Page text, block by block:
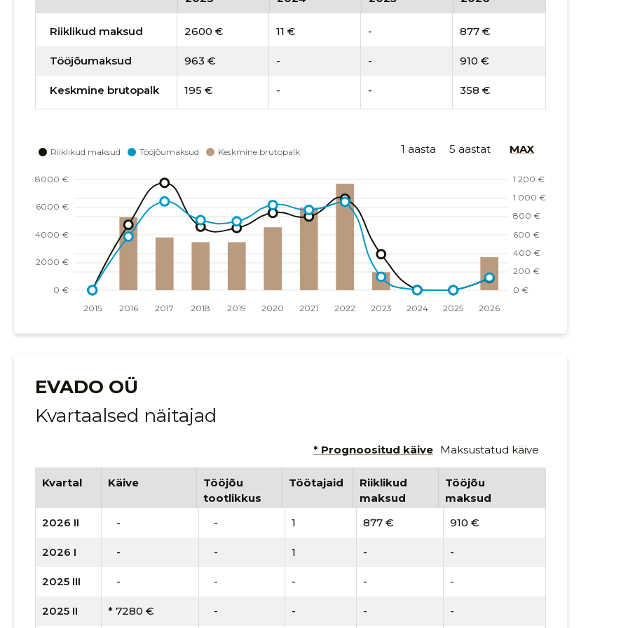
Riiklikud maksud 2600 € 11 € - 877 €
Tööjõumaksud 963 € - - 910 €
Keskmine brutopalk 195 € - - 358 €
1 aasta 5 aastat MAX
EVADO OÜ
Kvartaalsed näitajad
* Prognoositud käive Maksustatud käive
Kvartal Käive
Tööjõu
tootlikkus
Töötajaid
Riiklikud
maksud
Tööjõu
maksud
2026 II
   -
   -
1 877 € 910 €
2026 I
   -
   -
1 - -
2025 III
   -
   -
- - -
2025 II * 7280 €
   -
- - -